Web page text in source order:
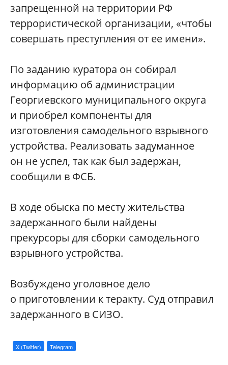
запрещенной на территории РФ
террористической организации, «чтобы
совершать преступления от ее имени».
По заданию куратора он собирал
информацию об администрации
Георгиевского муниципального округа
и приобрел компоненты для
изготовления самодельного взрывного
устройства. Реализовать задуманное
он не успел, так как был задержан,
сообщили в ФСБ.
В ходе обыска по месту жительства
задержанного были найдены
прекурсоры для сборки самодельного
взрывного устройства.
Возбуждено уголовное дело
о приготовлении к теракту. Суд отправил
задержанного в СИЗО.
X (Twitter) Telegram